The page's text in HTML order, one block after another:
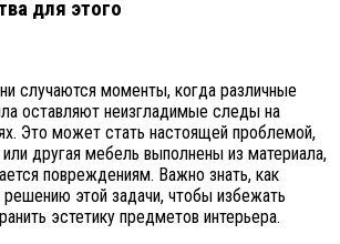
для этого
случаются моменты, когда различные
оставляют неизгладимые следы на
Это может стать настоящей проблемой,
другая мебель выполнены из материала,
повреждениям. Важно знать, как
решению этой задачи, чтобы избежать
эстетику предметов интерьера.